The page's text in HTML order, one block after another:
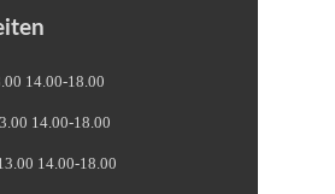
14.00-18.00
14.00-18.00
14.00-18.00